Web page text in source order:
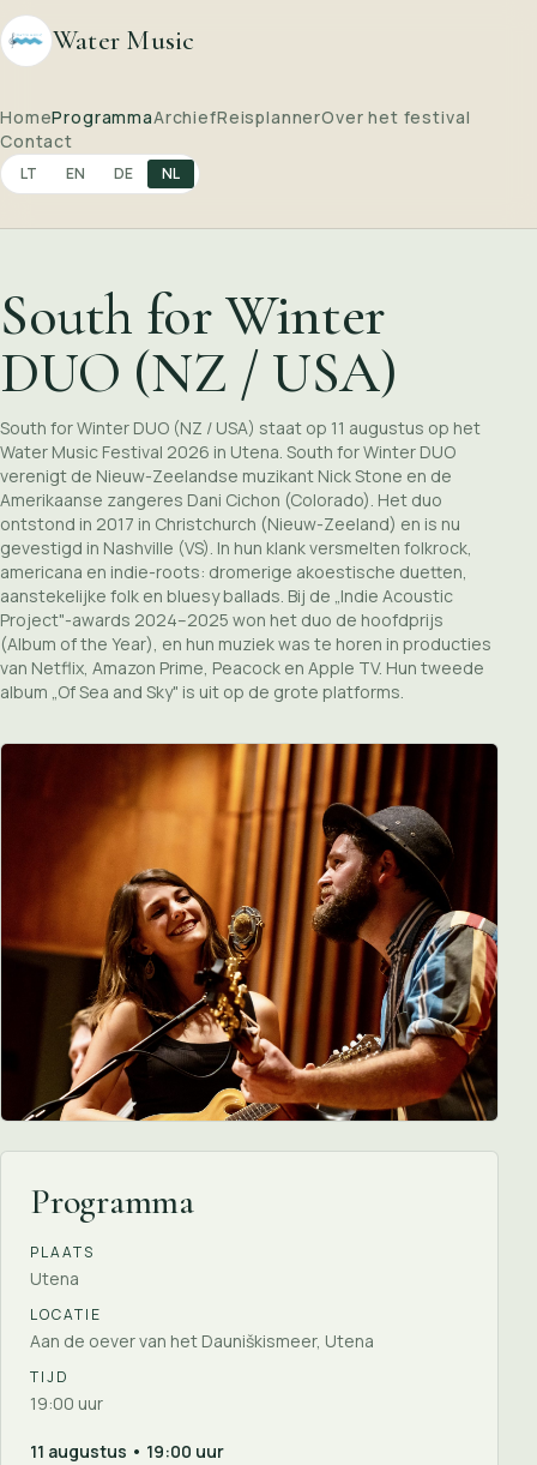
Water Music
HomeProgrammaArchiefReisplannerOver het festival
Contact
LT EN DE NL
South for Winter
DUO (NZ / USA)
South for Winter DUO (NZ / USA) staat op 11 augustus op het
Water Music Festival 2026 in Utena. South for Winter DUO
verenigt de Nieuw-Zeelandse muzikant Nick Stone en de
Amerikaanse zangeres Dani Cichon (Colorado). Het duo
ontstond in 2017 in Christchurch (Nieuw-Zeeland) en is nu
gevestigd in Nashville (VS). In hun klank versmelten folkrock,
americana en indie-roots: dromerige akoestische duetten,
aanstekelijke folk en bluesy ballads. Bij de „Indie Acoustic
Project"-awards 2024–2025 won het duo de hoofdprijs
(Album of the Year), en hun muziek was te horen in producties
van Netflix, Amazon Prime, Peacock en Apple TV. Hun tweede
album „Of Sea and Sky" is uit op de grote platforms.
Programma
PLAATS
Utena
LOCATIE
Aan de oever van het Dauniškismeer, Utena
TIJD
19:00 uur
11 augustus • 19:00 uur